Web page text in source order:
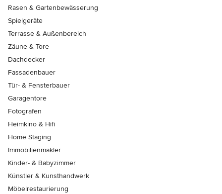
Rasen & Gartenbewässerung
Spielgeräte
Terrasse & Außenbereich
Zäune & Tore
Dachdecker
Fassadenbauer
Tür- & Fensterbauer
Garagentore
Fotografen
Heimkino & Hifi
Home Staging
Immobilienmakler
Kinder- & Babyzimmer
Künstler & Kunsthandwerk
Möbelrestaurierung